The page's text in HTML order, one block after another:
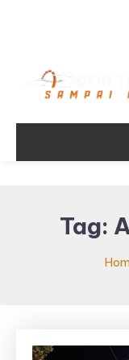
Maju
Tag: